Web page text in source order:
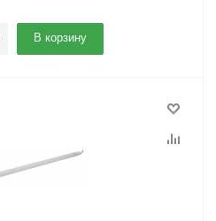
В корзину